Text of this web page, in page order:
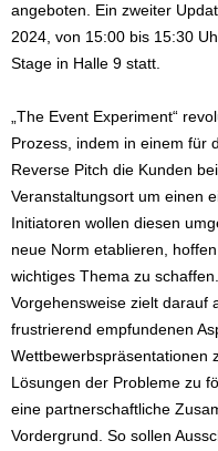
angeboten. Ein zweiter
2024, von 15:00 bis 15:30
Stage in Halle 9 statt.
„The Event Experiment“
Prozess, indem in einem für
Reverse Pitch die Kunden
Veranstaltungsort um einen
Initiatoren wollen diesen
neue Norm etablieren,
wichtiges Thema zu
Vorgehensweise zielt darauf
frustrierend empfundenen
Wettbewerbspräsentationen
Lösungen der Probleme zu
eine partnerschaftliche
Vordergrund. So sollen